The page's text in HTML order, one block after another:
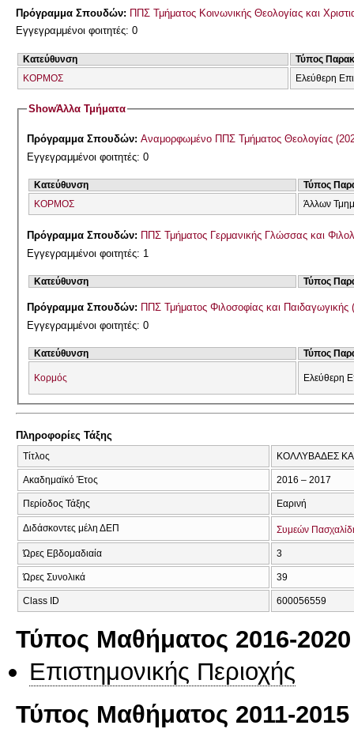
Πρόγραμμα Σπουδών: ΠΠΣ Τμήματος Κοινωνικής Θεολογίας και
Εγγεγραμμένοι φοιτητές: 0
Κατεύθυνση
Τύπος
ΚΟΡΜΟΣ
Ελεύθερη
ShowΆλλα Τμήματα
Πρόγραμμα Σπουδών:
Αναμορφωμένο
Εγγεγραμμένοι φοιτητές: 0
Κατεύθυνση
Τύπος
ΚΟΡΜΟΣ
Άλλων
Πρόγραμμα Σπουδών: ΠΠΣ Τμήματος Γερμανικής Γλώσσας και
Εγγεγραμμένοι φοιτητές: 1
Κατεύθυνση Τύπος
Πρόγραμμα Σπουδών: ΠΠΣ Τμήματος Φιλοσοφίας και Παιδαγωγικής
Εγγεγραμμένοι φοιτητές: 0
Κατεύθυνση Τύπος
Κορμός Ελεύθερη
Πληροφορίες Τάξης
Τίτλος ΚΟΛΛΥΒΑΔΕΣ
Ακαδημαϊκό Έτος 2016 – 2017
Περίοδος Τάξης Εαρινή
Διδάσκοντες μέλη ΔΕΠ Συμεών
Ώρες Εβδομαδιαία 3
Ώρες Συνολικά 39
Class ID 600056559
Τύπος Μαθήματος 2016-2020
Επιστημονικής Περιοχής
Τύπος Μαθήματος 2011-2015